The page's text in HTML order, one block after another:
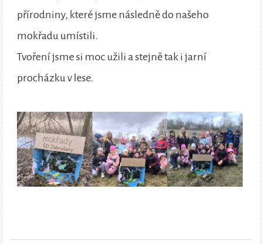
přírodniny, které jsme následně do našeho
mokřadu umístili.
Tvoření jsme si moc užili a stejně tak i jarní
procházku v lese.